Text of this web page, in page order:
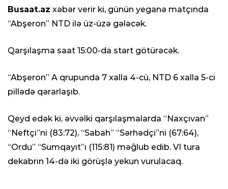
Busaat.az xəbər verir ki, günün yeganə matçında
“Abşeron” NTD ilə üz-üzə gələcək.
Qarşılaşma saat 15:00-da start götürəcək.
“Abşeron” A qrupunda 7 xalla 4-cü, NTD 6 xalla 5-ci
pillədə qərarlaşıb.
Qeyd edək ki, əvvəlki qarşılaşmalarda “Naxçıvan”
“Neftçi”ni (83:72), “Sabah” “Sərhədçi”ni (67:64),
“Ordu” “Sumqayıt”ı (115:81) məğlub edib. VI tura
dekabrın 14-də iki görüşlə yekun vurulacaq.